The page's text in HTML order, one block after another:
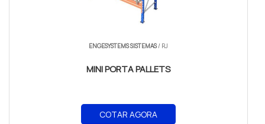
ENGESYSTEMS SISTEMAS/ RJ
MINI PORTA PALLETS
COTAR AGORA